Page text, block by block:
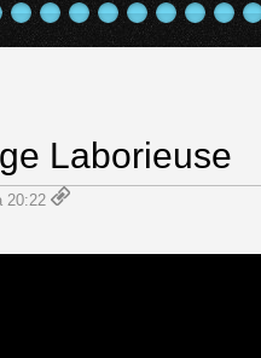
Laborieuse
20:22